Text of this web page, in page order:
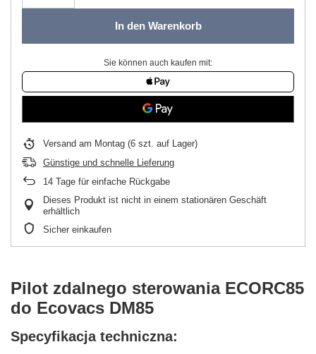
In den Warenkorb
Sie können auch kaufen mit:
Versand am Montag (6 szt. auf Lager)
Günstige und schnelle Lieferung
14 Tage für einfache Rückgabe
Dieses Produkt ist nicht in einem stationären Geschäft
erhältlich
Sicher einkaufen
Pilot zdalnego sterowania ECORC85
do Ecovacs DM85
Specyfikacja techniczna: